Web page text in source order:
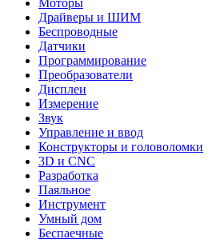
Моторы
Драйверы и ШИМ
Беспроводные
Датчики
Программирование
Преобразователи
Дисплеи
Измерение
Звук
Управление и ввод
Конструкторы и головоломки
3D и CNC
Разработка
Паяльное
Инструмент
Умный дом
Беспаечные